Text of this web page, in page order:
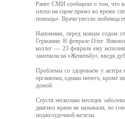
Ранее СМИ сообщили о том, что
плохо на сцене прямо во время
помощь». Врачи увезли любимца
Напомним, перед новым годом
Германии. В феврале Олег
коллег — 23 февраля ему
заменили на «Женитьбу», введя
Проблемы со здоровьем у актера
организма, однако ничего, кроме
домой.
Спустя несколько месяцев
диагноз врачи не называли, но
поджелудочной железы.